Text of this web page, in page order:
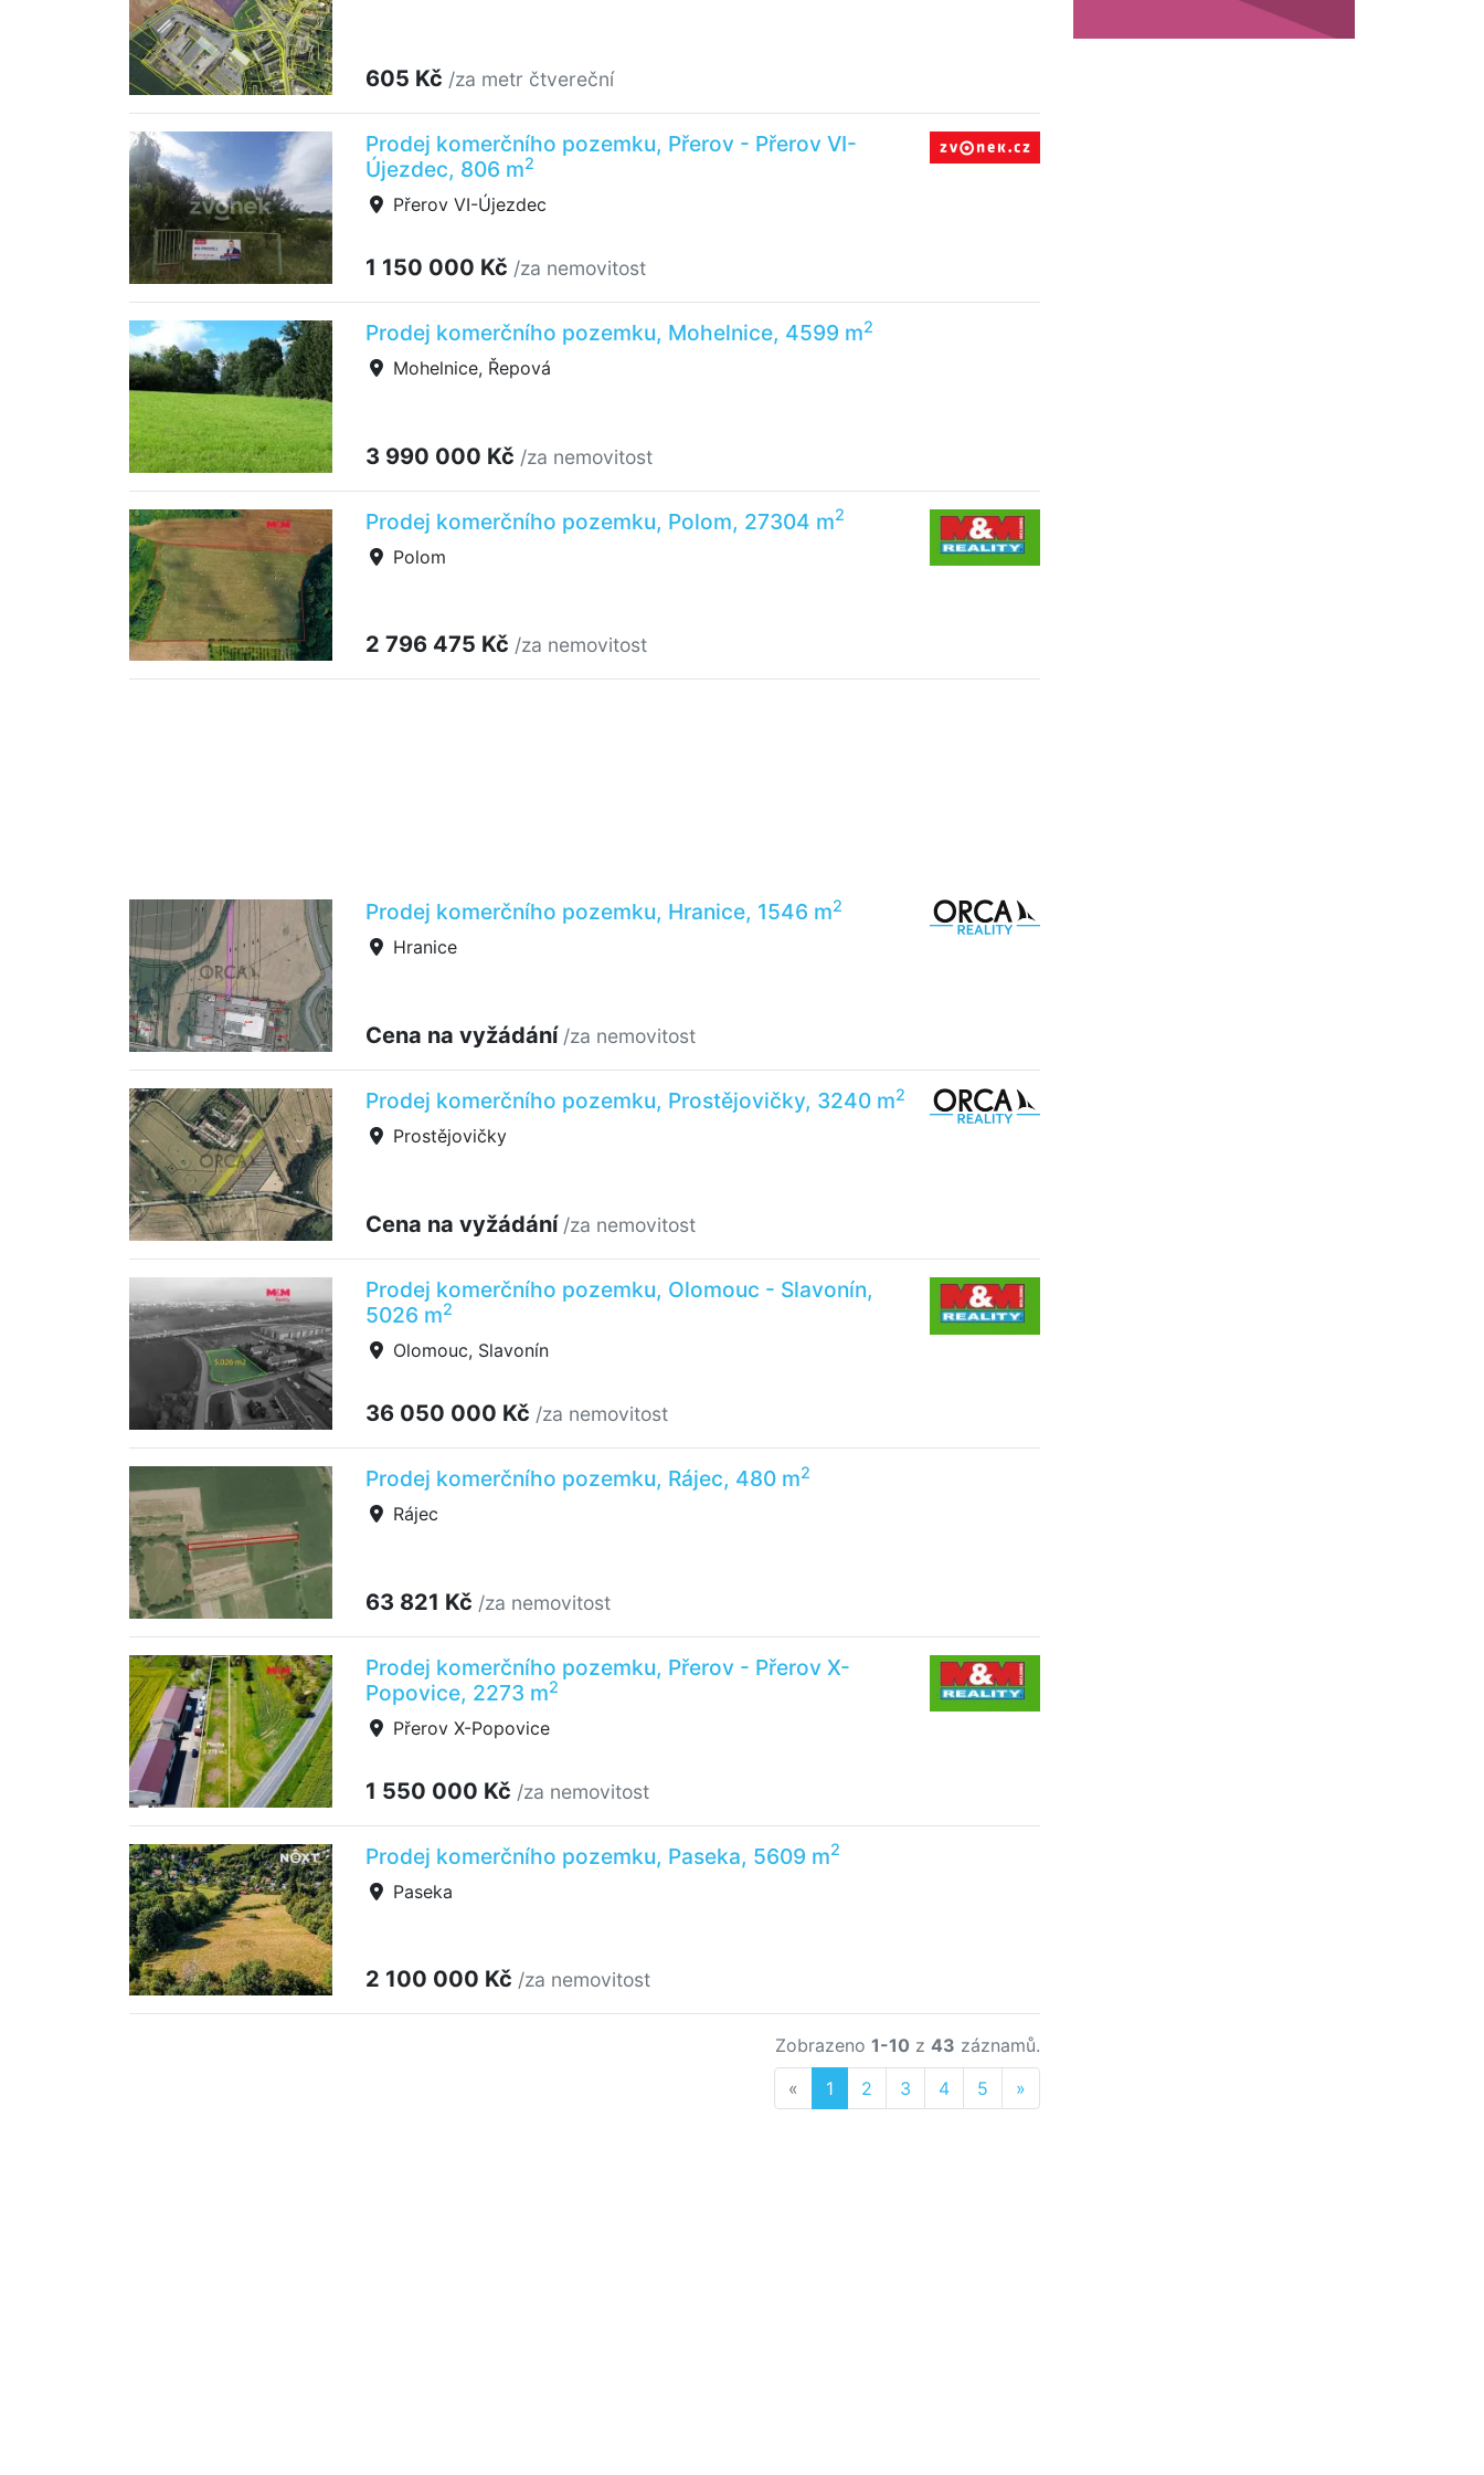
605 Kč /za metr čtvereční
Prodej komerčního pozemku, Přerov - Přerov VI-
Újezdec, 806 m2
Přerov VI-Újezdec
1 150 000 Kč /za nemovitost
Prodej komerčního pozemku, Mohelnice, 4599 m2
Mohelnice, Řepová
3 990 000 Kč /za nemovitost
Prodej komerčního pozemku, Polom, 27304 m2
Polom
2 796 475 Kč /za nemovitost
Prodej komerčního pozemku, Hranice, 1546 m2
Hranice
Cena na vyžádání /za nemovitost
Prodej komerčního pozemku, Prostějovičky, 3240 m2
Prostějovičky
Cena na vyžádání /za nemovitost
Prodej komerčního pozemku, Olomouc - Slavonín,
5026 m2
Olomouc, Slavonín
36 050 000 Kč /za nemovitost
Prodej komerčního pozemku, Rájec, 480 m2
Rájec
63 821 Kč /za nemovitost
Prodej komerčního pozemku, Přerov - Přerov X-
Popovice, 2273 m2
Přerov X-Popovice
1 550 000 Kč /za nemovitost
Prodej komerčního pozemku, Paseka, 5609 m2
Paseka
2 100 000 Kč /za nemovitost
Zobrazeno 1-10 z 43 záznamů.
« Previous
1 2 3 4 5 »